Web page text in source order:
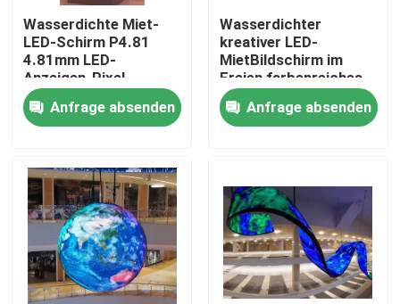
Qualitätskontrolle
Kontaktiere uns
Nachrichten
Fälle
Geführte Mietanzeige
Wasserdichte Miet-
LED-Schirm P4.81
4.81mm LED-
Anzeigen-Pixel-
Neigung im Freien
Anfrage absenden
Wasserdichter
kreativer LED-
MietBildschirm im
Freien farbenreiches
4.81mm COLUMBIUM
Anfrage absenden